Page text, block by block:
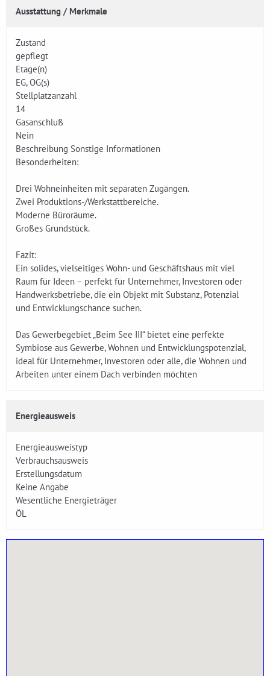
Ausstattung / Merkmale
Zustand
gepflegt
Etage(n)
EG, OG(s)
Stellplatzanzahl
14
Gasanschluß
Nein
Beschreibung Sonstige Informationen
Besonderheiten:
Drei Wohneinheiten mit separaten Zugängen.
Zwei Produktions-/Werkstattbereiche.
Moderne Büroräume.
Großes Grundstück.
Fazit:
Ein solides, vielseitiges Wohn- und Geschäftshaus mit viel
Raum für Ideen – perfekt für Unternehmer, Investoren oder
Handwerksbetriebe, die ein Objekt mit Substanz, Potenzial
und Entwicklungschance suchen.
Das Gewerbegebiet „Beim See III“ bietet eine perfekte
Symbiose aus Gewerbe, Wohnen und Entwicklungspotenzial,
ideal für Unternehmer, Investoren oder alle, die Wohnen und
Arbeiten unter einem Dach verbinden möchten
Energieausweis
Energieausweistyp
Verbrauchsausweis
Erstellungsdatum
Keine Angabe
Wesentliche Energieträger
ÖL